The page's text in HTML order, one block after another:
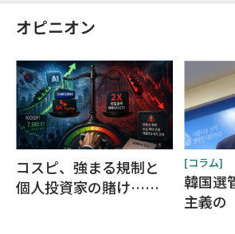
オピニオン
コスピ、強まる規制と
個人投資家の賭け…サ
[コラム]
韓国選
主義の